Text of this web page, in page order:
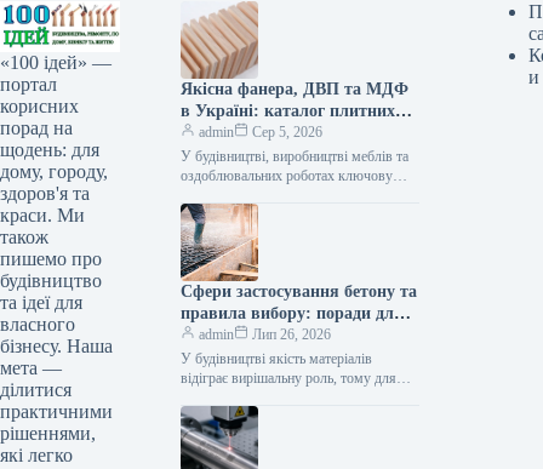
«100 ідей» —
портал
корисних
порад на
щодень: для
дому, городу,
здоров'я та
краси. Ми
також
пишемо про
будівництво
та ідеї для
власного
бізнесу. Наша
мета —
ділитися
практичними
рішеннями,
які легко
Якісна фанера, ДВП та МДФ
в Україні: каталог плитних
матеріалів від «ВІН-ВУД»
admin
Сер 5, 2026
У будівництві, виробництві меблів та
оздоблювальних роботах ключову
сировини. Компанія «ВІН-ВУД» уже
тривалий час займається…
Сфери застосування бетону та
правила вибору: поради для
приватного й промислового
будівництва
admin
Лип 26, 2026
У будівництві якість матеріалів
відіграє вирішальну роль, тому для
обирати перевірених виробників, таких
як компанія Промбудцентр,…
и